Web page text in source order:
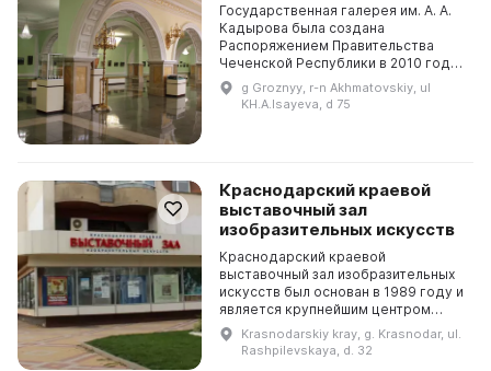
Государственная галерея им. А. А.
Кадырова была создана
Распоряжением Правительства
Чеченской Республики в 2010 году.
В галерее представлены работы
художников Северного Кавказа и
России, а также копии...
g Groznyy, r-n Akhmatovskiy, ul
KH.A.Isayeva, d 75
Краснодарский краевой
выставочный зал
изобразительных искусств
Краснодарский краевой
выставочный зал изобразительных
искусств был основан в 1989 году и
является крупнейшим центром
выставочной деятельности на юге
России. Он расположен в центре
города Краснодара и ...
Krasnodarskiy kray, g. Krasnodar, ul.
Rashpilevskaya, d. 32